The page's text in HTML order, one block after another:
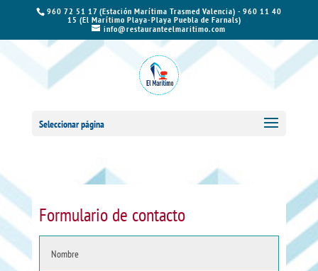
960 72 51 17 (Estación Marítima Trasmed Valencia) - 960 11 40
15 (El Marítimo Playa-Playa Puebla de Farnals)
info@restauranteelmaritimo.com
Seleccionar página
Formulario de contacto